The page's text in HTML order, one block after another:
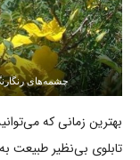
چشمه‌های
بهترین زمانی که
تابلوی بی‌نظیر طبیعت